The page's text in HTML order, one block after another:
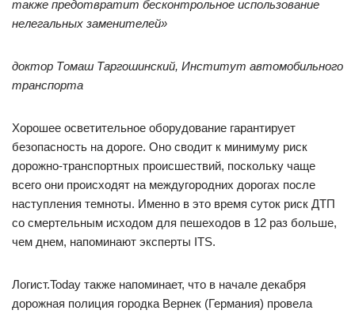
также предотвратит бесконтрольное использование
нелегальных заменителей»
доктор Томаш Таргошинский, Институт автомобильного
транспорта
Хорошее осветительное оборудование гарантирует
безопасность на дороге. Оно сводит к минимуму риск
дорожно-транспортных происшествий, поскольку чаще
всего они происходят на междугородних дорогах после
наступления темноты. Именно в это время суток риск ДТП
со смертельным исходом для пешеходов в 12 раз больше,
чем днем, напоминают эксперты ITS.
Логист.Today также напоминает, что в начале декабря
дорожная полиция городка Вернек (Германия) провела